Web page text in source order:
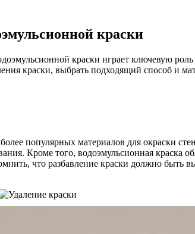
краски
краски играет ключевую
краски, выбрать подходящий способ и
популярных материалов для окраски
Кроме того, водоэмульсионная
что разбавление краски должно